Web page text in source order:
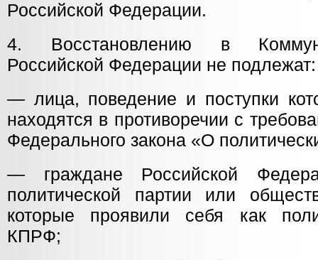
Российской Федерации.
4. Восстановлению в
Российской Федерации не подлежат:
— лица, поведение и поступки
находятся в противоречии с
Федерального закона «О
— граждане Российской
политической партии или
которые проявили себя как
КПРФ;